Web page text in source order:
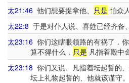
太21:46 他们想要捉拿他、 只是 怕众
太22:8 于是对仆人说、喜筵已经齐备、
太23:16 你们这瞎眼领路的有祸了．
算不得什么． 只是 凡指着殿中
太23:18 你们又说、凡指着坛起誓的
坛上礼物起誓的、他就该谨守。